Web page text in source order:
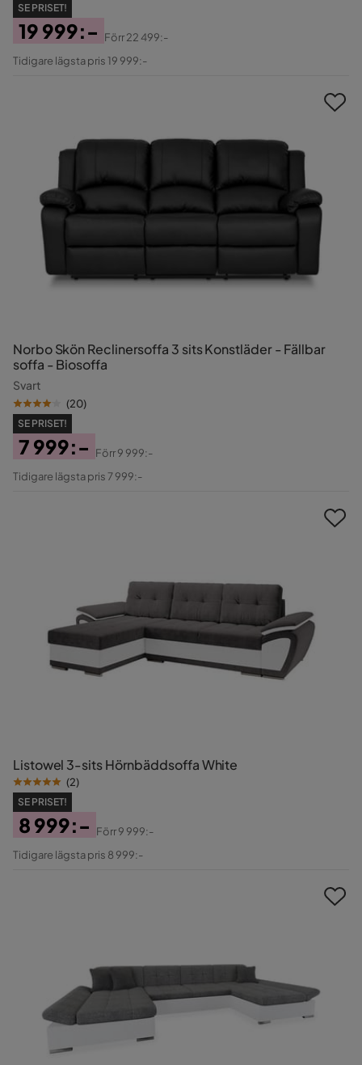
SE PRISET!
Pris
19 999:-
Original
Förr22 499:-
Tidigare lägsta pris 19 999:-
Norbo Skön Reclinersoffa 3 sits Konstläder - Fällbar
soffa - Biosoffa
Svart
(20)
SE PRISET!
Pris
7 999:-
Original
Förr9 999:-
Tidigare lägsta pris 7 999:-
Listowel 3-sits Hörnbäddsoffa White
(2)
SE PRISET!
Pris
8 999:-
Original
Förr9 999:-
Tidigare lägsta pris 8 999:-